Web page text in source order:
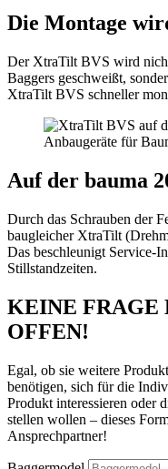
Die Montage
Der XtraTilt BVS wird
Baggers geschweißt,
XtraTilt BVS schneller
Auf der bauma
Durch das Schrauben der
baugleicher XtraTilt
Das beschleunigt Service-
Stillstandzeiten.
KEINE FRAGE
OFFEN!
Egal, ob sie weitere
benötigen, sich für die
Produkt interessieren oder
stellen wollen – dieses
Ansprechpartner!